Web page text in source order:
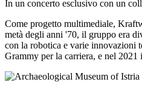
In un concerto esclusivo con un
Come progetto multimediale,
metà degli anni '70, il gruppo era
con la robotica e varie innovazioni
Grammy per la carriera, e nel